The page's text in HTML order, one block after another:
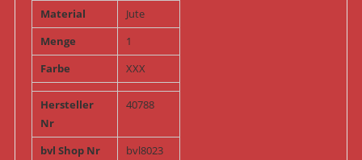
Material
Jute
Menge
1
Farbe
XXX
Hersteller
Nr
40788
bvl Shop Nr
bvl8023